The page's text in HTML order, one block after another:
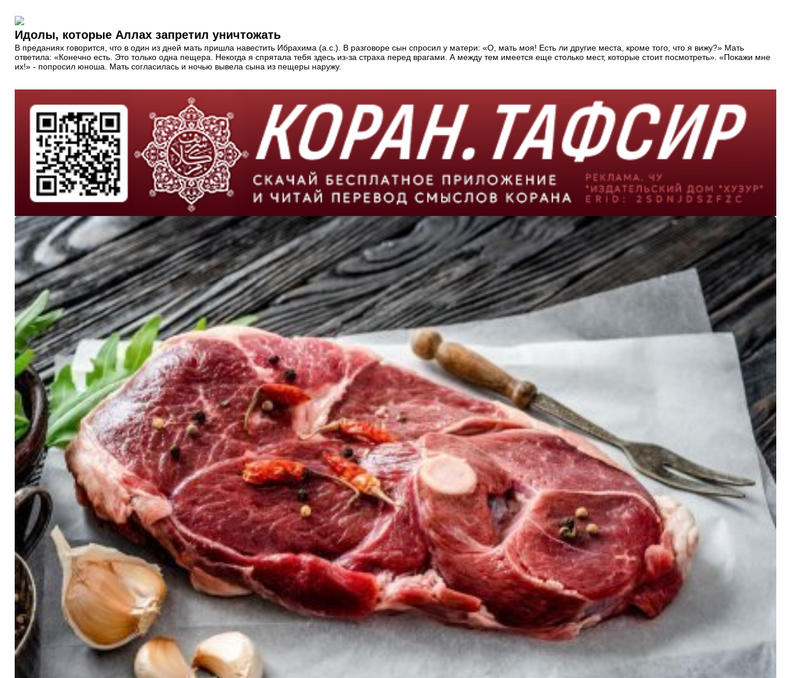
Идолы, которые Аллах запретил уничтожать
В преданиях говорится, что в один из дней мать пришла навестить Ибрахима (а.с.). В разговоре сын спросил у матери: «О, мать моя! Есть ли другие места, кроме того, что я вижу?» Мать
ответила: «Конечно есть. Это только одна пещера. Некогда я спрятала тебя здесь из-за страха перед врагами. А между тем имеется еще столько мест, которые стоит посмотреть». «Покажи мне
их!» - попросил юноша. Мать согласилась и ночью вывела сына из пещеры наружу.